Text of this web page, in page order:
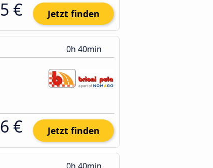
5 € Jetzt finden
0h 40min
6 € Jetzt finden